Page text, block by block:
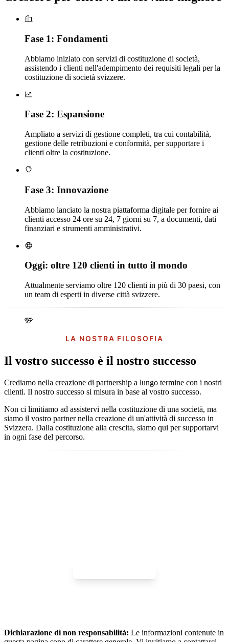
Fase 1: Fondamenti
Abbiamo iniziato con servizi di costituzione di società,
assistendo i clienti nell'adempimento dei requisiti legali per la
costituzione di società svizzere.
Fase 2: Espansione
Ampliato a servizi di gestione completi, tra cui contabilità,
gestione delle retribuzioni e conformità, per supportare i
clienti oltre la costituzione.
Fase 3: Innovazione
Abbiamo lanciato la nostra piattaforma digitale per fornire ai
clienti accesso 24 ore su 24, 7 giorni su 7, a documenti, dati
finanziari e strumenti amministrativi.
Oggi: oltre 120 clienti in tutto il mondo
Attualmente serviamo oltre 120 clienti in più di 30 paesi, con
un team di esperti in diverse città svizzere.
LA NOSTRA FILOSOFIA
Il vostro successo è il nostro successo
Crediamo nella creazione di partnership a lungo termine con i nostri
clienti. Il nostro successo si misura in base al vostro successo.
Non ci limitiamo ad assistervi nella costituzione di una società, ma
siamo il vostro partner nella creazione di un'attività di successo in
Svizzera. Dalla costituzione alla crescita, siamo qui per supportarvi
in ogni fase del percorso.
Dichiarazione di non responsabilità: Le informazioni contenute in